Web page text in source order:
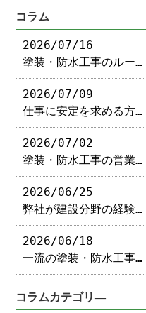
コラム
2026/07/16
塗装・防水工事のルー…
2026/07/09
仕事に安定を求める方…
2026/07/02
塗装・防水工事の営業…
2026/06/25
弊社が建設分野の経験…
2026/06/18
一流の塗装・防水工事…
コラムカテゴリ―